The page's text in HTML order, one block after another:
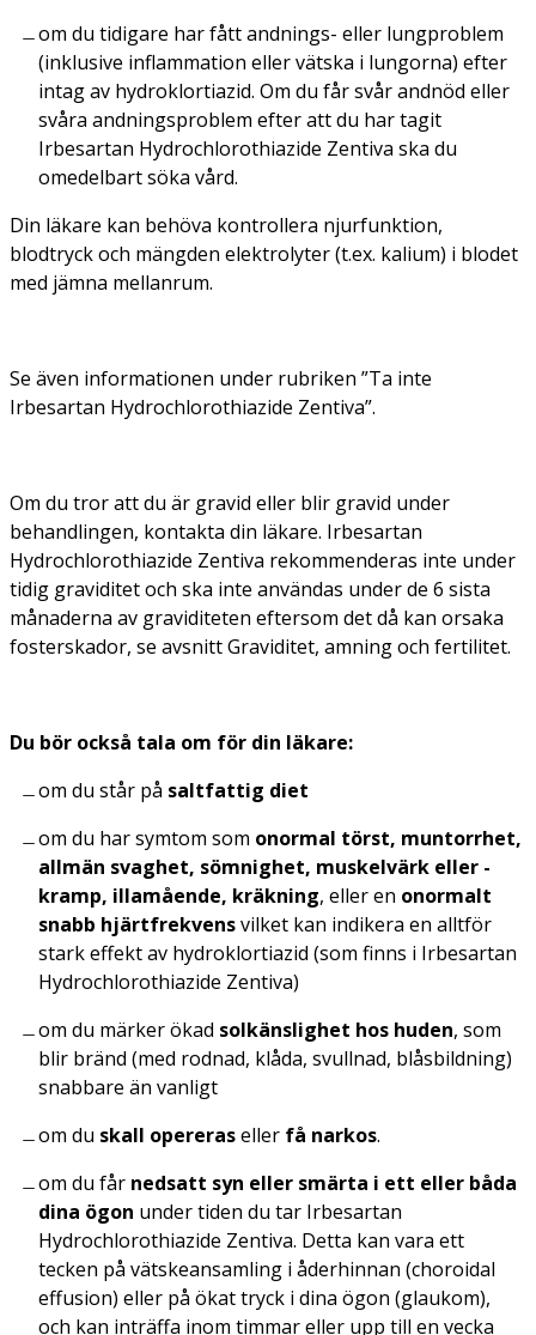
om du tidigare har fått andnings- eller lungproblem
(inklusive inflammation eller vätska i lungorna) efter
intag av hydroklortiazid. Om du får svår andnöd eller
svåra andningsproblem efter att du har tagit
Irbesartan Hydrochlorothiazide Zentiva ska du
omedelbart söka vård.
Din läkare kan behöva kontrollera njurfunktion,
blodtryck och mängden elektrolyter (t.ex. kalium) i blodet
med jämna mellanrum.
Se även informationen under rubriken ”Ta inte
Irbesartan Hydrochlorothiazide Zentiva”.
Om du tror att du är gravid eller blir gravid under
behandlingen, kontakta din läkare. Irbesartan
Hydrochlorothiazide Zentiva rekommenderas inte under
tidig graviditet och ska inte användas under de 6 sista
månaderna av graviditeten eftersom det då kan orsaka
fosterskador, se avsnitt Graviditet, amning och fertilitet.
Du bör också tala om för din läkare:
om du står på saltfattig diet
om du har symtom som onormal törst, muntorrhet,
allmän svaghet, sömnighet, muskelvärk eller -
kramp, illamående, kräkning, eller en onormalt
snabb hjärtfrekvensvilket kan indikera en alltför
stark effekt av hydroklortiazid (som finns i Irbesartan
Hydrochlorothiazide Zentiva)
om du märker ökad solkänslighet hos huden, som
blir bränd (med rodnad, klåda, svullnad, blåsbildning)
snabbare än vanligt
om du skall opereraseller få narkos.
om du får nedsatt syn eller smärta i ett eller båda
dina ögon under tiden du tar Irbesartan
Hydrochlorothiazide Zentiva. Detta kan vara ett
tecken på vätskeansamling i åderhinnan (choroidal
effusion) eller på ökat tryck i dina ögon (glaukom),
och kan inträffa inom timmar eller upp till en vecka